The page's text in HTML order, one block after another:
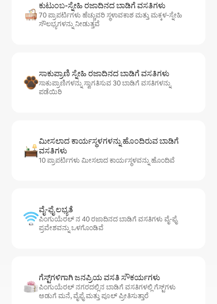
ಕುಟುಂಬ-ಸ್ನೇಹಿ ರಜಾದಿನದ ಬಾಡಿಗೆ ವಸತಿಗಳು
70 ಪ್ರಾಪರ್ಟಿಗಳು ಹೆಚ್ಚುವರಿ ಸ್ಥಳಾವಕಾಶ ಮತ್ತು ಮಕ್ಕಳ-ಸ್ನೇಹಿ
ಸೌಲಭ್ಯಗಳನ್ನು ನೀಡುತ್ತವೆ
ಸಾಕುಪ್ರಾಣಿ ಸ್ನೇಹಿ ರಜಾದಿನದ ಬಾಡಿಗೆ ವಸತಿಗಳು
ಸಾಕುಪ್ರಾಣಿಗಳನ್ನು ಸ್ವಾಗತಿಸುವ 30 ಬಾಡಿಗೆ ವಸತಿಗಳನ್ನು
ಪಡೆಯಿರಿ
ಮೀಸಲಾದ ಕಾರ್ಯಸ್ಥಳಗಳನ್ನು ಹೊಂದಿರುವ ಬಾಡಿಗೆ
ವಸತಿಗಳು
10 ಪ್ರಾಪರ್ಟಿಗಳು ಮೀಸಲಾದ ಕಾರ್ಯಸ್ಥಳವನ್ನು ಹೊಂದಿವೆ
ವೈ-ಫೈ ಲಭ್ಯತೆ
ಪಿಂಗುಯೆರಲ್ ನ 40 ರಜಾದಿನದ ಬಾಡಿಗೆ ವಸತಿಗಳು ವೈ-ಫೈ
ಪ್ರವೇಶವನ್ನು ಒಳಗೊಂಡಿವೆ
ಗೆಸ್ಟ್‌ಗಳಿಗಾಗಿ ಜನಪ್ರಿಯ ವಸತಿ ಸೌಕರ್ಯಗಳು
ಪಿಂಗುಯೆರಲ್ ನಗರದಲ್ಲಿನ ಬಾಡಿಗೆ ವಸತಿಗಳಲ್ಲಿ ಗೆಸ್ಟ್‌ಗಳು
ಅಡುಗೆ ಮನೆ, ವೈಫೈ ಮತ್ತು ಪೂಲ್ ಪ್ರೀತಿಸುತ್ತಾರೆ